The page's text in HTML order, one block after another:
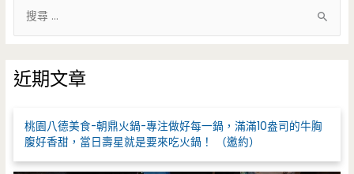
鍵
字
近期文章
桃園八德美食-朝鼎火鍋-專注做好每一鍋，滿滿10盎司的牛胸
腹好香甜，當日壽星就是要來吃火鍋！ （邀約）